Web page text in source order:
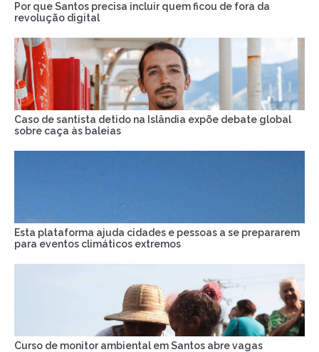
Por que Santos precisa incluir quem ficou de fora da
revolução digital
Caso de santista detido na Islândia expõe debate global
sobre caça às baleias
Esta plataforma ajuda cidades e pessoas a se prepararem
para eventos climáticos extremos
Curso de monitor ambiental em Santos abre vagas